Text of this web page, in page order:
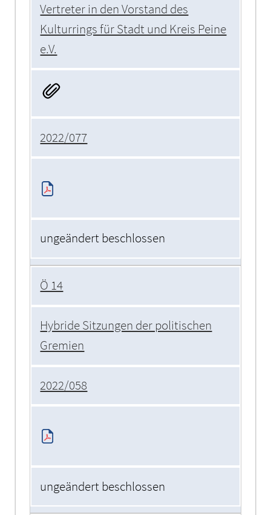
Vertreter in den Vorstand des
Kulturrings für Stadt und Kreis Peine
e.V.
2022/077
ungeändert beschlossen
Ö 14
Hybride Sitzungen der politischen
Gremien
2022/058
ungeändert beschlossen